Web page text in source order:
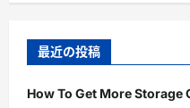
最近の投稿
How To Get More Storage